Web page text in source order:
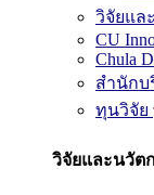
วิจัยแล
CU
Chula
สำนักบ
ทุนวิจัย
วิจัยและนวัต